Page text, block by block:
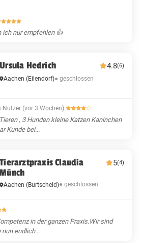
ich nur empfehlen 👍
Ursula Hedrich 4.8(6)
Aachen(Eilendorf)● geschlossen
Nutzer (vor 3 Wochen)·
, 3 Hunden kleine Katzen Kaninchen
Kunde bei...
Tierarztpraxis Claudia
Münch
5(4)
Aachen(Burtscheid)● geschlossen
in der ganzen Praxis.Wir sind
endlich...